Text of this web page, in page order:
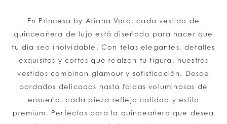
En Princesa by Ariana Vara, cada vestido de
quinceañera de lujo está diseñado para hacer que
tu día sea inolvidable. Con telas elegantes, detalles
exquisitos y cortes que realzan tu figura, nuestros
vestidos combinan glamour y sofisticación. Desde
bordados delicados hasta faldas voluminosas de
ensueño, cada pieza refleja calidad y estilo
premium. Perfectos para la quinceañera que desea